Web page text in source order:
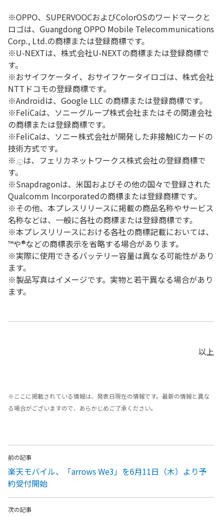
※OPPO、SUPERVOOCおよびColorOSのワードマークと
ロゴは、Guangdong OPPO Mobile Telecommunications
Corp., Ltd.の商標または登録商標です。
※U-NEXTは、株式会社U-NEXTの商標または登録商標で
す。
※おサイフケータイ、おサイフケータイロゴは、株式会社
NTTドコモの登録商標です。
※Androidは、Google LLC の商標または登録商標です。
※FeliCaは、ソニーグループ株式会社またはその関連会社
の商標または登録商標です。
※FeliCaは、ソニー株式会社が開発した非接触ICカードの
技術方式です。
※
は、フェリカネットワークス株式会社の登録商標で
す。
※Snapdragonは、 米国およびその他の国々で登録された
Qualcomm Incorporatedの商標または登録商標です。
※その他、本プレスリリースに掲載の商品名称やサービス
名称などは、一般に各社の商標または登録商標です。
※本プレスリリースにおける各社の商標記載においては、
™や®などの商標表示を省略する場合があります。
※実際に使用できるバッテリー容量は異なる可能性があり
ます。
※製品写真はイメージです。実物と若干異なる場合があり
ます。
以上
※ここに掲載されている情報は、発表日現在の情報です。最新の情報と異な
る場合がございますので、あらかじめご了承ください。
前の記事
楽天モバイル、「arrows We3」を6月11日（木）より予
約受付開始
次の記事